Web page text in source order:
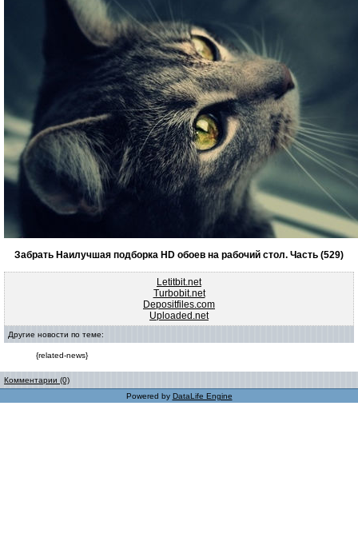
Забрать Наилучшая подборка HD обоев на рабочий стол. Часть (529)
Letitbit.net
Turbobit.net
Depositfiles.com
Uploaded.net
Другие новости по теме:
{related-news}
Комментарии (0)
Powered by DataLife Engine